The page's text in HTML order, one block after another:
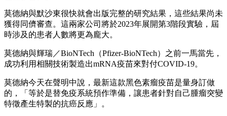
莫德納與默沙東很快就會出版完整的研究結果，這些結果尚未
獲得同儕審查。這兩家公司將於2023年展開第3階段實驗，屆
時涉及的患者人數將更為龐大。
莫德納與輝瑞／BioNTech（Pfizer-BioNTech）之前一馬當先，
成功利用相關技術製造出mRNA疫苗來對付COVID-19。
莫德納今天在聲明中說，最新這款黑色素瘤疫苗是量身訂做
的，「等於是替免疫系統預作準備，讓患者針對自己腫瘤突變
特徵產生特製的抗癌反應」。